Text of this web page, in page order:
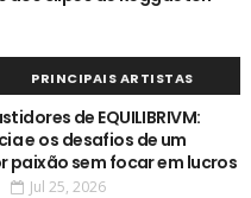
PRINCIPAIS ARTISTAS
de EQUILIBRIVM:
e os desafios de um
paixão sem focar em lucros
Jul 25, 2026